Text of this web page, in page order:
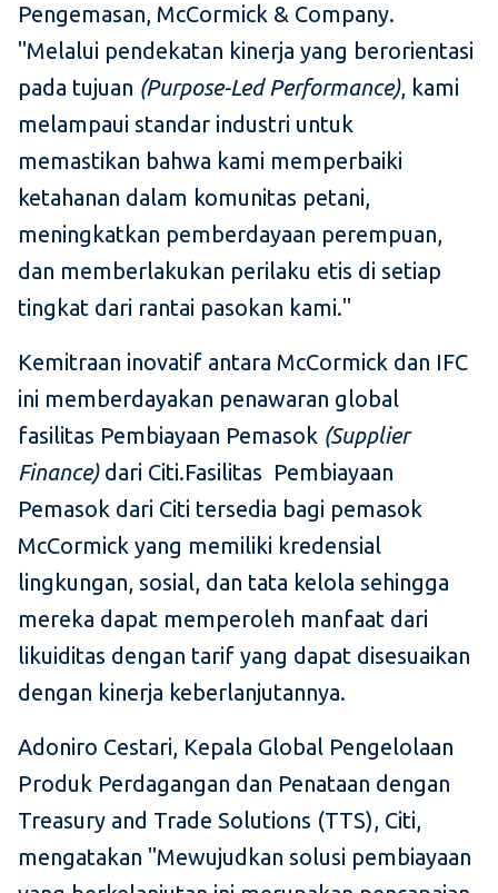
Pengemasan, McCormick & Company.
"Melalui pendekatan kinerja yang berorientasi
pada tujuan (Purpose-Led Performance), kami
melampaui standar industri untuk
memastikan bahwa kami memperbaiki
ketahanan dalam komunitas petani,
meningkatkan pemberdayaan perempuan,
dan memberlakukan perilaku etis di setiap
tingkat dari rantai pasokan kami."
Kemitraan inovatif antara McCormick dan IFC
ini memberdayakan penawaran global
fasilitas Pembiayaan Pemasok (Supplier
Finance) dari Citi.Fasilitas Pembiayaan
Pemasok dari Citi tersedia bagi pemasok
McCormick yang memiliki kredensial
lingkungan, sosial, dan tata kelola sehingga
mereka dapat memperoleh manfaat dari
likuiditas dengan tarif yang dapat disesuaikan
dengan kinerja keberlanjutannya.
Adoniro Cestari, Kepala Global Pengelolaan
Produk Perdagangan dan Penataan dengan
Treasury and Trade Solutions (TTS), Citi,
mengatakan "Mewujudkan solusi pembiayaan